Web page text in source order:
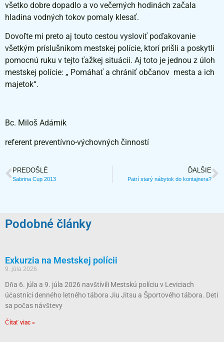
všetko dobre dopadlo a vo večerných hodinách začala
hladina vodných tokov pomaly klesať.
Dovoľte mi preto aj touto cestou vysloviť poďakovanie
všetkým príslušníkom mestskej polície, ktorí prišli a poskytli
pomocnú ruku v tejto ťažkej situácii. Aj toto je jednou z úloh
mestskej polície: „ Pomáhať a chrániť občanov mesta a ich
majetok“.
Bc. Miloš Adámik
referent preventívno-výchovných činností
PREDOŠLÉ
Sabrina Cup 2013
ĎALŠIE
Patrí starý nábytok do kontajnera?
Podobné články
Exkurzia na Mestskej polícii
9. júla 2026
Dňa 6. júla a 9. júla 2026 navštívili Mestskú políciu v Leviciach
účastníci denného letného tábora Jiu Jitsu a Športového tábora. Deti
sa počas návštevy
Čítať viac »